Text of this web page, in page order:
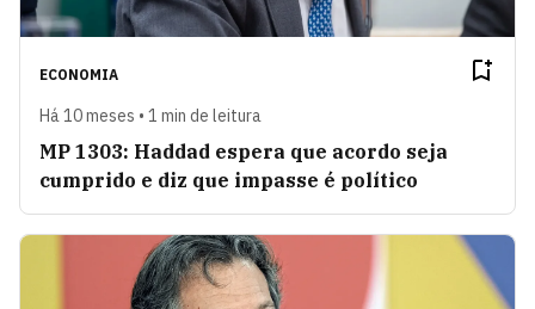
ECONOMIA
Há 10 meses • 1 min de leitura
MP 1303: Haddad espera que acordo seja
cumprido e diz que impasse é político